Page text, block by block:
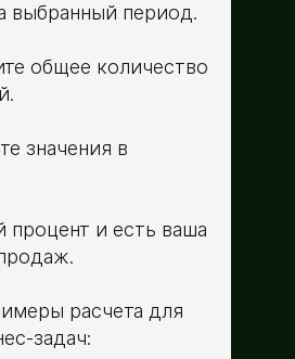
выбранный период.
общее количество
значения в
процент и есть ваша
расчета для
задач: